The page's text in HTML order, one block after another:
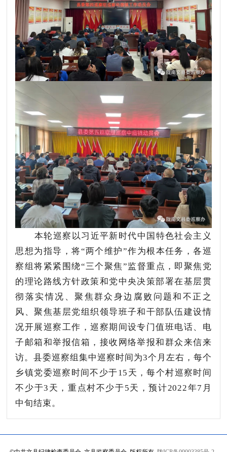
本轮巡察以习近平新时代中国特色社会主义
思想为指导，将“两个维护”作为根本任务，各巡
察组将紧紧围绕“三个聚焦”监督重点，即聚焦党
的理论路线方针政策和党中央决策部署在基层贯
彻落实情况、聚焦群众身边腐败问题和不正之
风、聚焦基层党组织领导班子和干部队伍建设情
况开展巡察工作，巡察期间设专门值班电话、电
子邮箱和举报信箱，接收网络举报和群众来信来
访。县委巡察组集中巡察时间为3个月左右，每个
乡镇党委巡察时间不少于15天，每个村巡察时间
不少于3天，重点村不少于5天，预计2022年7月
中旬结束。